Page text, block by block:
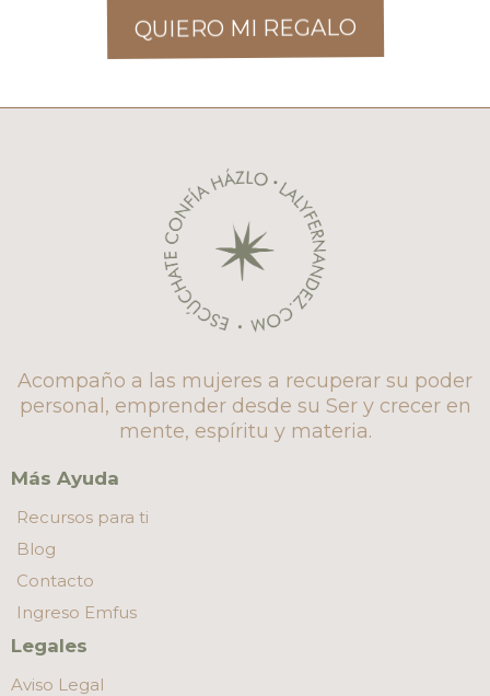
QUIERO MI REGALO
Acompaño a las mujeres a recuperar su poder
personal, emprender desde su Ser y crecer en
mente, espíritu y materia.
Más Ayuda
Recursos para ti
Blog
Contacto
Ingreso Emfus
Legales
Aviso Legal